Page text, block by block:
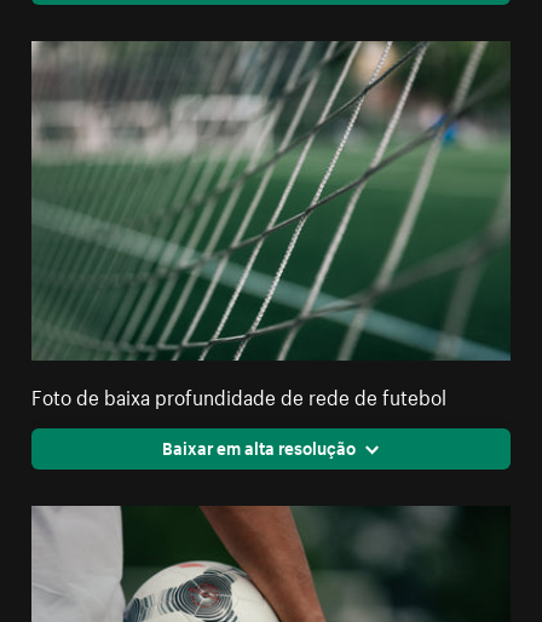
Foto de baixa profundidade de rede de futebol
Baixar em alta resolução